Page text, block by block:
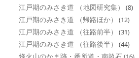
江戸期のみさき道 （地図研究集） (8)
江戸期のみさき道 （帰路ほか） (12)
江戸期のみさき道 （往路前半） (31)
江戸期のみさき道 （往路後半） (44)